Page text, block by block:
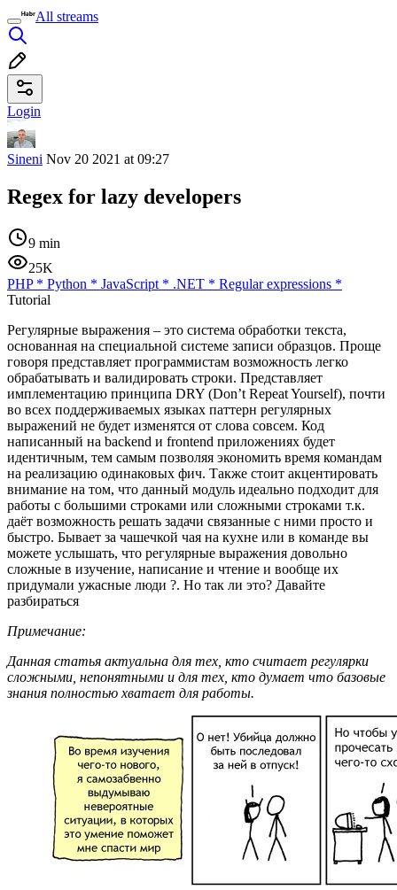
All streams
Login
Sineni Nov 20 2021 at 09:27
Regex for lazy developers
9 min
25K
PHP* Python * JavaScript * .NET * Regular expressions *
Tutorial
Регулярные выражения – это система обработки текста,
основанная на специальной системе записи образцов. Проще
говоря представляет программистам возможность легко
обрабатывать и валидировать строки. Представляет
имплементацию принципа DRY (Don’t Repeat Yourself), почти
во всех поддерживаемых языках паттерн регулярных
выражений не будет изменятся от слова совсем. Код
написанный на backend и frontend приложениях будет
идентичным, тем самым позволяя экономить время командам
на реализацию одинаковых фич. Также стоит акцентировать
внимание на том, что данный модуль идеально подходит для
работы с большими строками или сложными строками т.к.
даёт возможность решать задачи связанные с ними просто и
быстро. Бывает за чашечкой чая на кухне или в команде вы
можете услышать, что регулярные выражения довольно
сложные в изучение, написание и чтение и вообще их
придумали ужасные люди ?. Но так ли это? Давайте
разбираться
Примечание:
Данная статья актуальна для тех, кто считает регулярки
сложными, непонятными и для тех, кто думает что базовые
знания полностью хватает для работы.